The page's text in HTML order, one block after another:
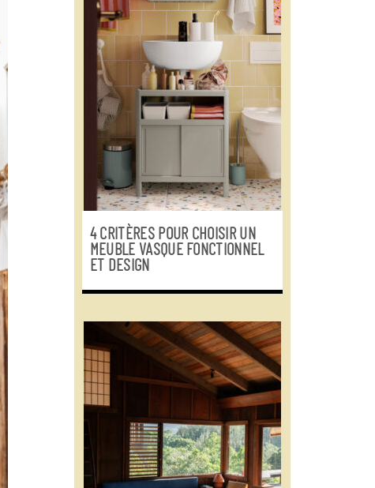
4 CRITÈRES POUR CHOISIR UN
MEUBLE VASQUE FONCTIONNEL
ET DESIGN